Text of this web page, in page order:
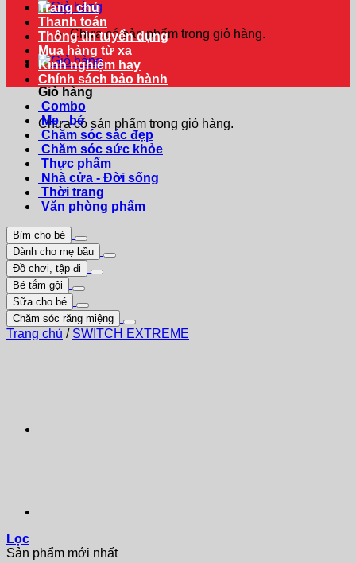
Chưa có sản phẩm trong giỏ hàng.
Giỏ hàng
Chưa có sản phẩm trong giỏ hàng.
Trang chủ
Thanh toán
Thông tin tuyển dụng
Mua hàng từ xa
Kinh nghiệm hay
Chính sách bảo hành
Combo
Mẹ - bé
Chăm sóc sác đẹp
Chăm sóc sức khỏe
Thực phẩm
Nhà cửa - Đời sống
Thời trang
Văn phòng phẩm
Bỉm cho bé
Dành cho mẹ bầu
Đồ chơi, tập đi
Bé tắm gội
Sữa cho bé
Chăm sóc răng miệng
Trang chủ / SWITCH EXTREME
Lọc
Sản phẩm mới nhất